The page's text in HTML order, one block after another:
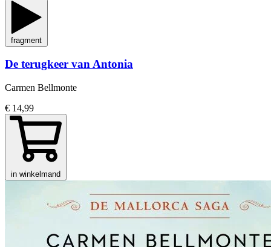
fragment
De terugkeer van Antonia
Carmen Bellmonte
€ 14,99
in winkelmand